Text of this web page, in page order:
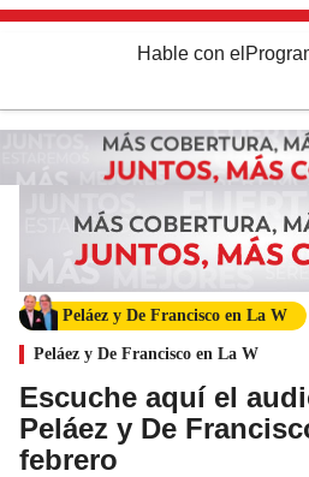
Hable con el
Peláez y De Francisco en La W
Peláez y De Francisco en La W
Escuche aquí el
Peláez y De
febrero